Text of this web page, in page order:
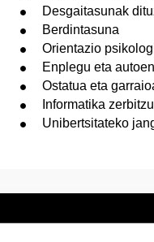
Desgaitasunak
Berdintasuna
Orientazio
Enplegu eta
Ostatua eta
Informatika
Unibertsitateko